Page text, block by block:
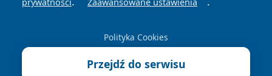
Polityka Cookies
Przejdź do serwisu